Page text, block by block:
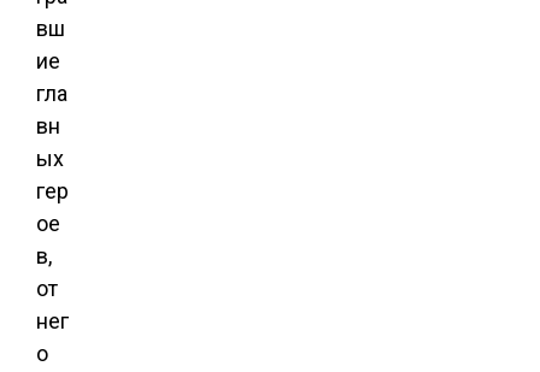
вш
ие
гла
вн
ых
гер
ое
в,
от
нег
о